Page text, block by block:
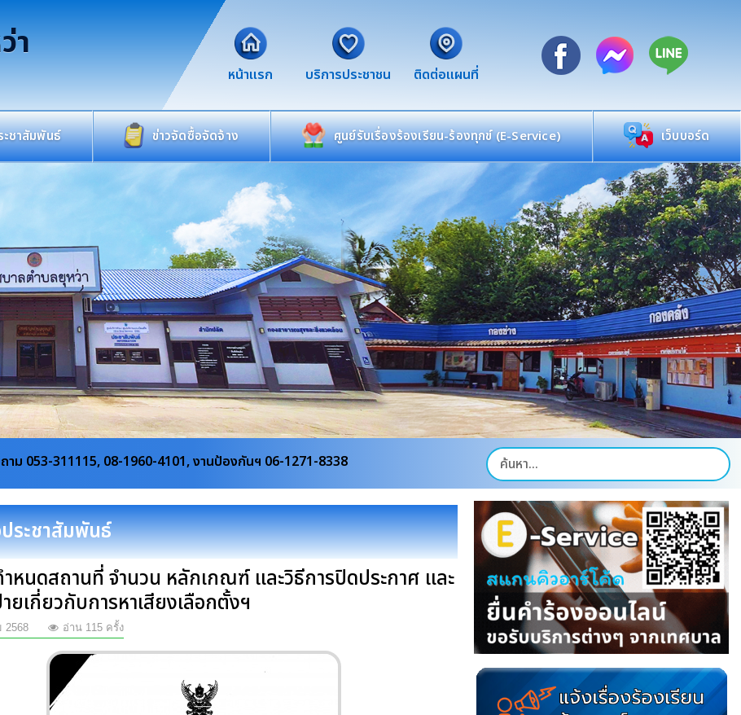
า
หน้าแรก บริการประชาชน ติดต่อแผนที่
ะชาสัมพันธ์ ข่าวจัดซื้อจัดจ้าง ศูนย์รับเรื่องร้องเรียน-ร้องทุกข์ (E-Service) เว็บบอร์ด
08-1960-4101, งานป้องกันฯ 06-1271-8338
ระชาสัมพันธ์
ำหนดสถานที่ จำนวน หลักเกณฑ์ และวิธีการปิดประกาศ และ
เกี่ยวกับการหาเสียงเลือกตั้งฯ
2568 อ่าน 115 ครั้ง